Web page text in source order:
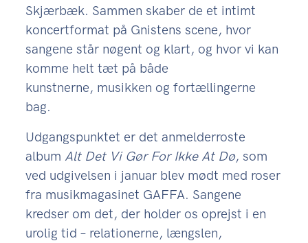
Skjærbæk. Sammen skaber de et intimt
koncertformat på Gnistens scene, hvor
sangene står nøgent og klart, og hvor vi kan
komme helt tæt på både
kunstnerne, musikken og fortællingerne
bag.
Udgangspunktet er det anmelderroste
album Alt Det Vi Gør For Ikke At Dø, som
ved udgivelsen i januar blev mødt med roser
fra musikmagasinet GAFFA. Sangene
kredser om det, der holder os oprejst i en
urolig tid – relationerne, længslen,